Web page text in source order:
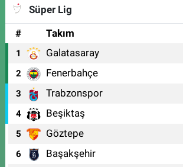
Süper Lig
#
Takım
1 Galatasaray
2 Fenerbahçe
3 Trabzonspor
4 Beşiktaş
5 Göztepe
6 Başakşehir